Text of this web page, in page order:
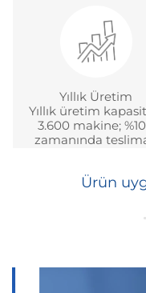
Yıllık Üretim
Yıllık üretim
3.600 makine;
zamanında
Ürün